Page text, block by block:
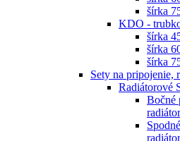
šírka
KDO -
šírka
šírka
šírka
Sety na pripojenie,
Radiátorové
Bočné